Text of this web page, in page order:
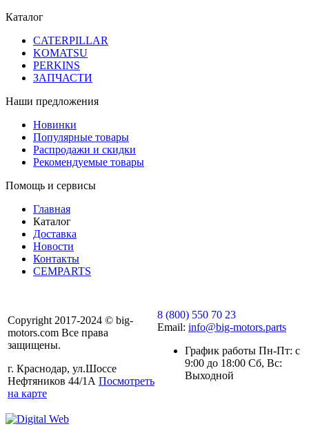
Каталог
CATERPILLAR
KOMATSU
PERKINS
ЗАПЧАСТИ
Наши предложения
Новинки
Популярные товары
Распродажи и скидки
Рекомендуемые товары
Помощь и сервисы
Главная
Каталог
Доставка
Новости
Контакты
CEMPARTS
Copyright 2017-2024 © big-
motors.com Все права
защищены.
г. Краснодар, ул.Шоссе
Нефтяников 44/1А Посмотреть
на карте
8 (800) 550 70 23
Email: info@big-motors.parts
График работы Пн-Пт: с
9:00 до 18:00 Сб, Вс:
Выходной